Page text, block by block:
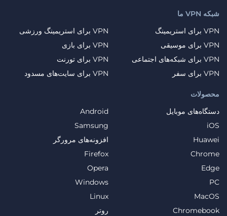
محصولات
دستگاه‌های موبایل
Android
iOS
Samsung
Huawei
افزونه‌های مرورگر
Chrome
Firefox
Edge
Opera
PC
Windows
MacOS
Linux
Chromebook
روتر
شبکه VPN ما
VPN برای استریمینگ
VPN برای استریمینگ ورزشی
VPN برای موسیقی
VPN برای بازی
VPN برای شبکه‌های اجتماعی
VPN برای تورنت
VPN برای سفر
VPN برای سایت‌های مسدود